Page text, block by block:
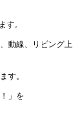
す。
動線、リビング上
す。
」を